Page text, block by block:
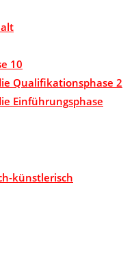
10
Qualifikationsphase 2
Einführungsphase
künstlerisch